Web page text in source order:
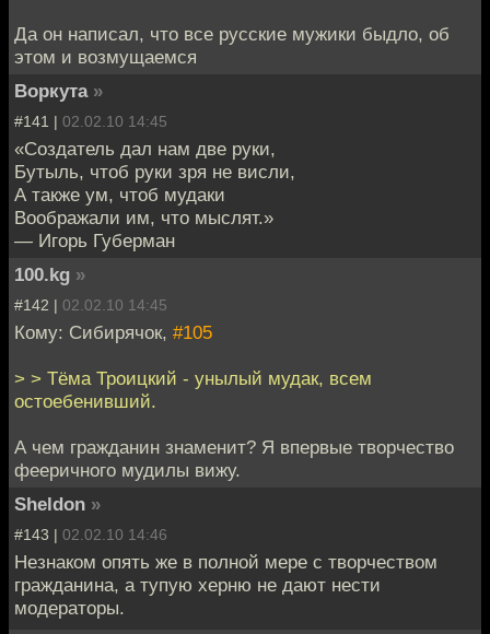
Да он написал, что все русские мужики быдло, об
этом и возмущаемся
Воркута »
#141 | 02.02.10 14:45
«Создатель дал нам две руки,
Бутыль, чтоб руки зря не висли,
А также ум, чтоб мудаки
Воображали им, что мыслят.»
— Игорь Губерман
100.kg »
#142 | 02.02.10 14:45
Кому: Сибирячок, #105
> > Тёма Троицкий - унылый мудак, всем
остоебенивший.
А чем гражданин знаменит? Я впервые творчество
фееричного мудилы вижу.
Sheldon »
#143 | 02.02.10 14:46
Незнаком опять же в полной мере с творчеством
гражданина, а тупую херню не дают нести
модераторы.